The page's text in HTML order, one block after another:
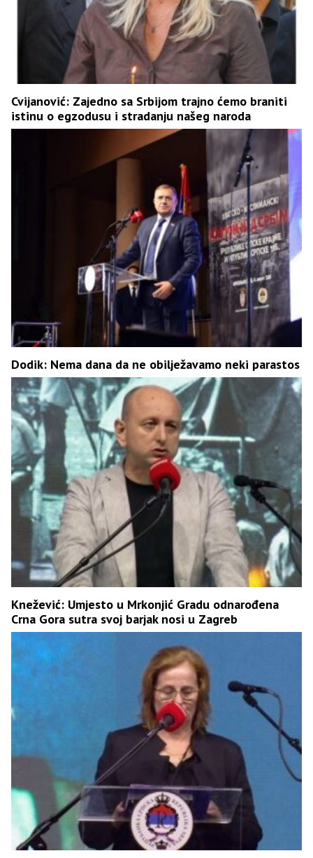
Cvijanović: Zajedno sa Srbijom trajno ćemo braniti
istinu o egzodusu i stradanju našeg naroda
Dodik: Nema dana da ne obilježavamo neki parastos
Knežević: Umjesto u Mrkonjić Gradu odnarođena
Crna Gora sutra svoj barjak nosi u Zagreb